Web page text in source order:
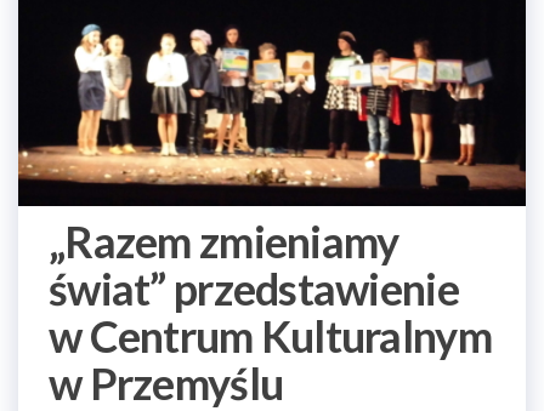
„Razem zmieniamy
świat” przedstawienie
w Centrum Kulturalnym
w Przemyślu